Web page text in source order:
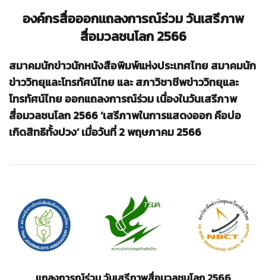
องค์กรสื่อออกแถลงการณ์ร่วม วันเสรีภาพ
สื่อมวลชนโลก 2566
สมาคมนักข่าวนักหนังสือพิมพ์แห่งประเทศไทย สมาคมนัก
ข่าววิทยุและโทรทัศน์ไทย และ สภาวิชาชีพข่าววิทยุและ
โทรทัศน์ไทย ออกแถลงการณ์ร่วม เนื่องในวันเสรีภาพ
สื่อมวลชนโลก 2566 ‘เสรีภาพในการแสดงออก คือบ่อ
เกิดสิทธิทั้งปวง’ เมื่อวันที่ 2 พฤษภาคม 2566